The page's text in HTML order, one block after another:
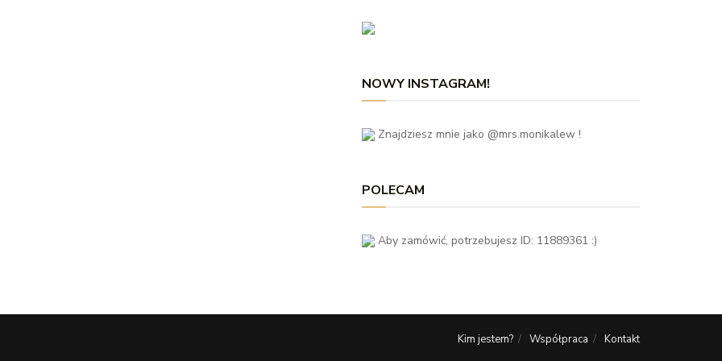
NOWY INSTAGRAM!
Znajdziesz mnie jako @mrs.monikalew !
POLECAM
Aby zamówić, potrzebujesz ID: 11889361 :)
Kim jestem? Współpraca Kontakt